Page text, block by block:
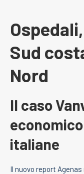
Sud
Nord
Il caso
italiane
Il nuovo report